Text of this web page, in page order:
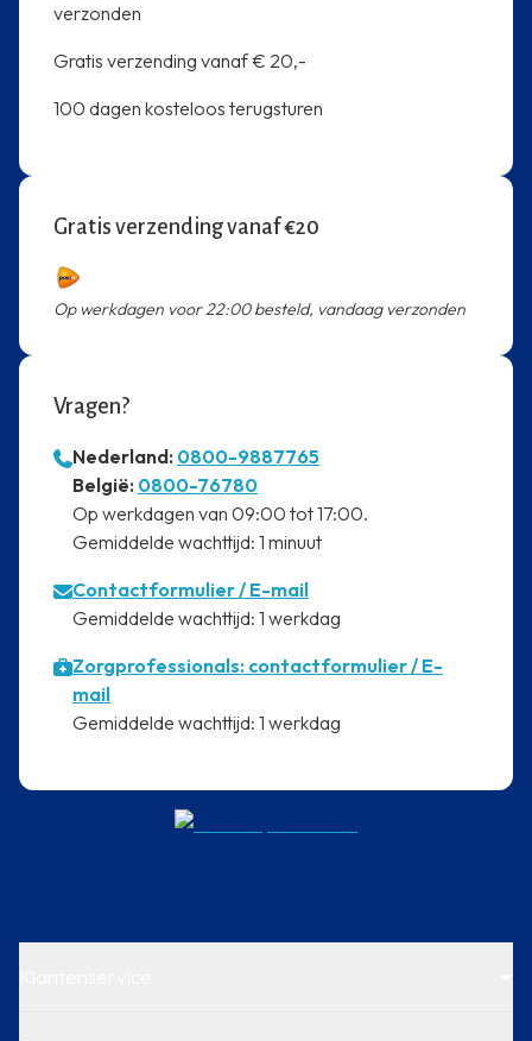
verzonden
Gratis verzending vanaf € 20,-
100 dagen kosteloos terugsturen
Gratis verzending vanaf €20
Op werkdagen voor 22:00 besteld, vandaag verzonden
Vragen?
Nederland: 0800-9887765
⁠België: 0800-76780
⁠Op werkdagen van 09:00 tot 17:00.
⁠Gemiddelde wachttijd: 1 minuut
Contactformulier/ E-mail
⁠Gemiddelde wachttijd: 1 werkdag
Zorgprofessionals: contactformulier / E-
mail
⁠Gemiddelde wachttijd: 1 werkdag